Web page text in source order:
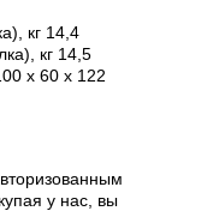
кг 14,4
кг 14,5
х 60 х 122
у нас, вы